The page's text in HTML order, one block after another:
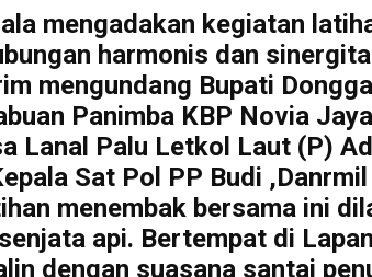
mengadakan kegiatan
harmonis dan
mengundang Bupati
Panimba KBP Novia
Lanal Palu Letkol Laut (P)
Sat Pol PP Budi
menembak bersama ini
api. Bertempat di
dengan suasana santai